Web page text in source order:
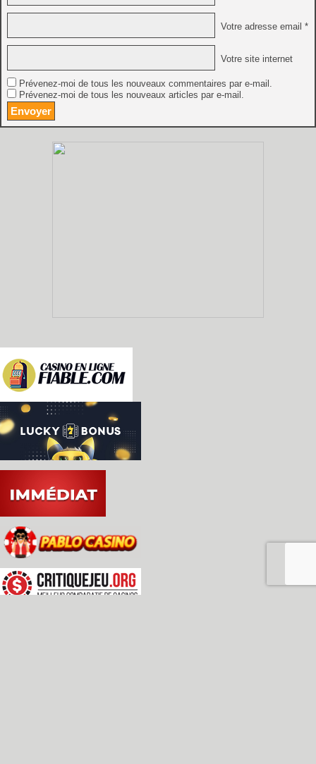
Votre adresse email *
Votre site internet
Prévenez-moi de tous les nouveaux commentaires par e-mail.
Prévenez-moi de tous les nouveaux articles par e-mail.